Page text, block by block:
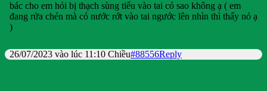
bác cho em hỏi bị thạch sùng tiểu vào tai có sao không ạ ( em
đang rửa chén mà có nước rớt vào tai ngước lên nhìn thì thấy nó ạ
)
26/07/2023 vào lúc 11:10 Chiều#88556Reply